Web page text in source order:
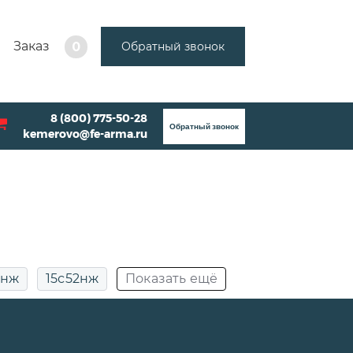
Заказ 0 Обратный звонок
8 (800) 775-50-28
kemerovo@fe-arma.ru
Обратный звонок
15с52нж Показать ещё